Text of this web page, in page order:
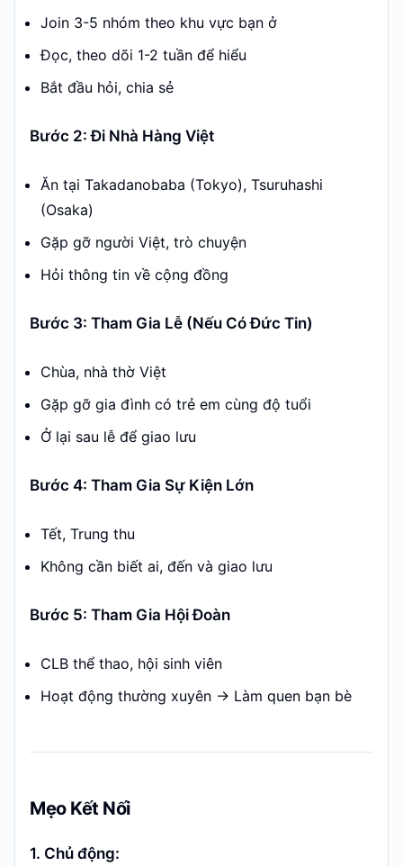
Join 3-5 nhóm theo khu vực bạn ở
Đọc, theo dõi 1-2 tuần để hiểu
Bắt đầu hỏi, chia sẻ
Bước 2: Đi Nhà Hàng Việt
Ăn tại Takadanobaba (Tokyo), Tsuruhashi
(Osaka)
Gặp gỡ người Việt, trò chuyện
Hỏi thông tin về cộng đồng
Bước 3: Tham Gia Lễ (Nếu Có Đức Tin)
Chùa, nhà thờ Việt
Gặp gỡ gia đình có trẻ em cùng độ tuổi
Ở lại sau lễ để giao lưu
Bước 4: Tham Gia Sự Kiện Lớn
Tết, Trung thu
Không cần biết ai, đến và giao lưu
Bước 5: Tham Gia Hội Đoàn
CLB thể thao, hội sinh viên
Hoạt động thường xuyên → Làm quen bạn bè
Mẹo Kết Nối
1. Chủ động: